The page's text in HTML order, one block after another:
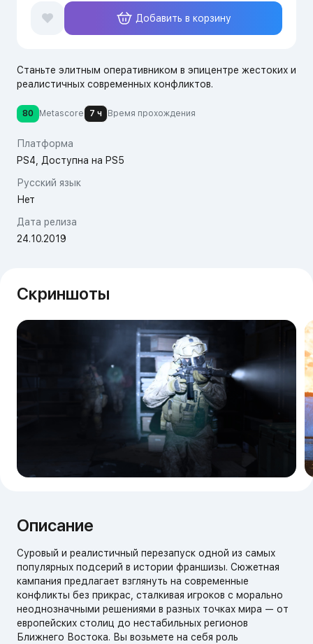
Станьте элитным оперативником в эпицентре жестоких и
реалистичных современных конфликтов.
80 Metascore 7 ч Время прохождения
Платформа
PS4, Доступна на PS5
Русский язык
Нет
Дата релиза
24.10.2019
Добавить в корзину
Скриншоты
Описание
Суровый и реалистичный перезапуск одной из самых
популярных подсерий в истории франшизы. Сюжетная
кампания предлагает взглянуть на современные
конфликты без прикрас, сталкивая игроков с морально
неоднозначными решениями в разных точках мира — от
европейских столиц до нестабильных регионов
Ближнего Востока. Вы возьмете на себя роль